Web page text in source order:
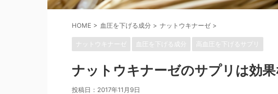
HOME > 血圧を下げる成分 > ナットウキナーゼ >
ナットウキナーゼ 血圧を下げる成分 高血圧を下げるサプリ
ナットウキナーゼのサプリは効
投稿日： 2017年11月9日